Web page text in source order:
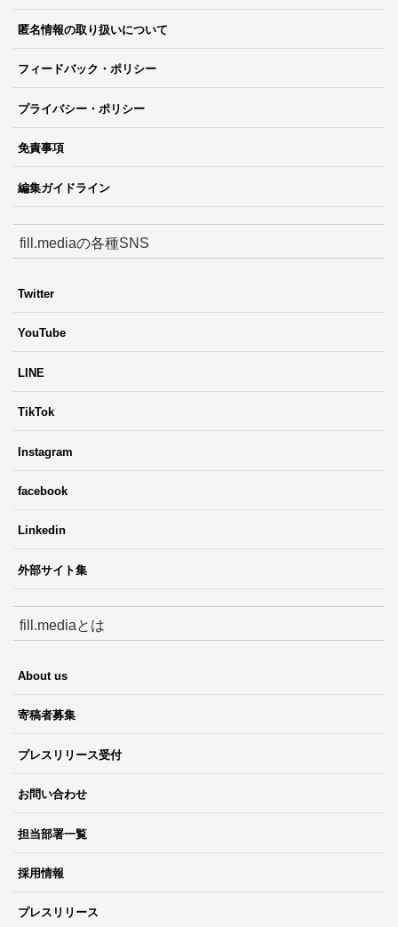
匿名情報の取り扱いについて
フィードバック・ポリシー
プライバシー・ポリシー
免責事項
編集ガイドライン
fill.mediaの各種SNS
Twitter
YouTube
LINE
TikTok
Instagram
facebook
Linkedin
外部サイト集
fill.mediaとは
About us
寄稿者募集
プレスリリース受付
お問い合わせ
担当部署一覧
採用情報
プレスリリース